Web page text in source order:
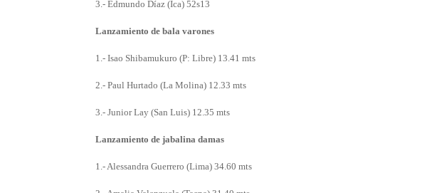
3.- Edmundo Díaz (Ica) 52s13
Lanzamiento de bala varones
1.- Isao Shibamukuro (P: Libre) 13.41 mts
2.- Paul Hurtado (La Molina) 12.33 mts
3.- Junior Lay (San Luis) 12.35 mts
Lanzamiento de jabalina damas
1.- Alessandra Guerrero (Lima) 34.60 mts